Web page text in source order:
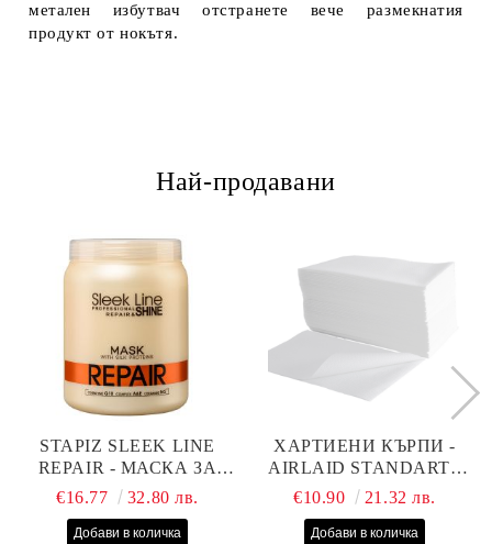
метален избутвач отстранете вече размекнатия
продукт от нокътя.
Най-продавани
STAPIZ SLEEK LINE
REPAIR - МАСКА ЗА
СУХИ, ИЗТОЩЕНИ И
КОПРИНЕНИ
€16.77 32.80 лв.
ХАРТИЕНИ КЪРПИ -
AIRLAID STANDART -
40СМ/70СМ - 100БР
€10.90 21.32 лв.